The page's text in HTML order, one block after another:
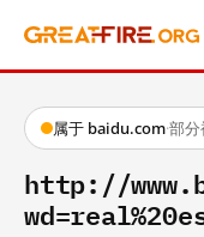
属于 baidu.com·部
http://